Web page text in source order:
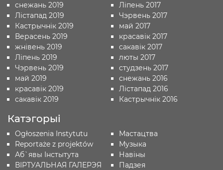
снежань 2019
Лістапад 2019
Кастрычнік 2019
Верасень 2019
жнівень 2019
Ліпень 2019
Чэрвень 2019
май 2019
красавік 2019
сакавік 2019
Ліпень 2017
Чэрвень 2017
май 2017
красавік 2017
сакавік 2017
люты 2017
студзень 2017
снежань 2016
Лістапад 2016
Кастрычнік 2016
Катэгорыі
Ogłoszenia Instytutu
Reportaże z projektów
Аб`явы Iнстытута
ВІРТУАЛЬНАЯ ГАЛЕРЭЯ
Мастацтва
Музыка
Навіны
Падзея